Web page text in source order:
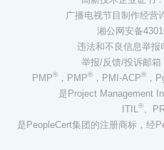
广播电视节目制作经营
湘公网安备
违法和不良信息举报
举报/反馈/投诉邮
PMP®，PMP®，PMI-ACP®，
是Project Management
ITIL®、
是PeopleCert集团的注册商标，经